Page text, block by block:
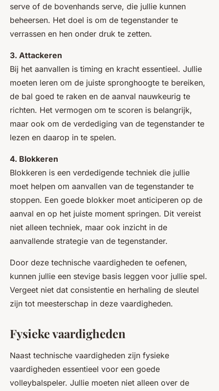
serve of de bovenhands serve, die jullie kunnen
beheersen. Het doel is om de tegenstander te
verrassen en hen onder druk te zetten.
3. Attackeren
Bij het aanvallen is timing en kracht essentieel. Jullie
moeten leren om de juiste spronghoogte te bereiken,
de bal goed te raken en de aanval nauwkeurig te
richten. Het vermogen om te scoren is belangrijk,
maar ook om de verdediging van de tegenstander te
lezen en daarop in te spelen.
4. Blokkeren
Blokkeren is een verdedigende techniek die jullie
moet helpen om aanvallen van de tegenstander te
stoppen. Een goede blokker moet anticiperen op de
aanval en op het juiste moment springen. Dit vereist
niet alleen techniek, maar ook inzicht in de
aanvallende strategie van de tegenstander.
Door deze technische vaardigheden te oefenen,
kunnen jullie een stevige basis leggen voor jullie spel.
Vergeet niet dat consistentie en herhaling de sleutel
zijn tot meesterschap in deze vaardigheden.
Fysieke vaardigheden
Naast technische vaardigheden zijn fysieke
vaardigheden essentieel voor een goede
volleybalspeler. Jullie moeten niet alleen over de